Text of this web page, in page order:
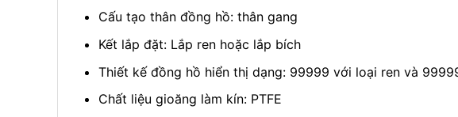
Cấu tạo thân đồng hồ: thân gang
Kết lắp đặt: Lắp ren hoặc lắp bích
Thiết kế đồng hồ hiển thị dạng: 99999 với loại ren và
Chất liệu gioăng làm kín: PTFE